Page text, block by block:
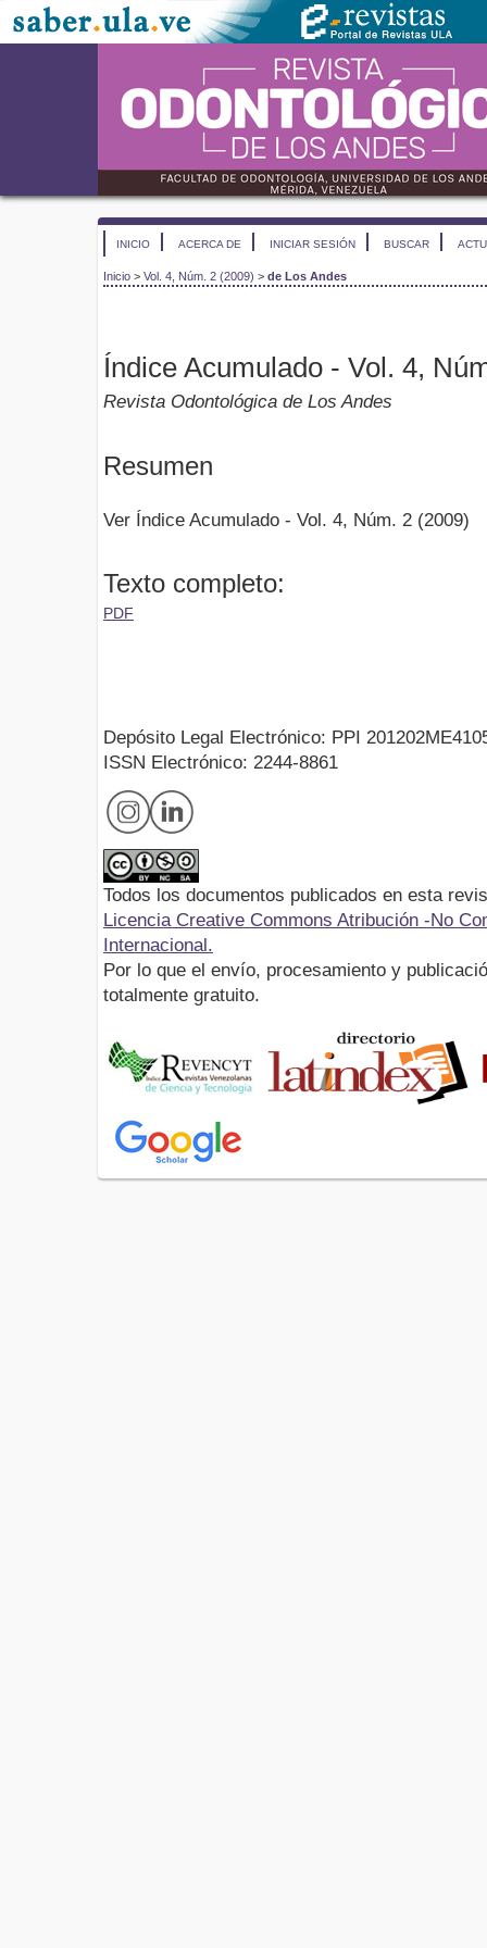
INICIO ACERCA DE INICIAR SESIÓN BUSCAR
Inicio > Vol. 4, Núm. 2 (2009) > de Los Andes
Índice Acumulado - Vol. 4,
Revista Odontológica de Los Andes
Resumen
Ver Índice Acumulado - Vol. 4, Núm. 2 (2009)
Texto completo:
PDF
Depósito Legal Electrónico: PPI
ISSN Electrónico: 2244-8861
Todos los documentos publicados en esta
Licencia Creative Commons Atribución -No
Internacional.
Por lo que el envío, procesamiento y
totalmente gratuito.